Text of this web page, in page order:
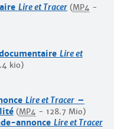
Lire et Tracer (MP4 -
Lire et
kio)
Lire et Tracer–
(MP4 - 128.7 Mio)
annonce Lire et Tracer